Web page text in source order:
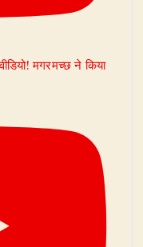
मगरमच्छ ने किया